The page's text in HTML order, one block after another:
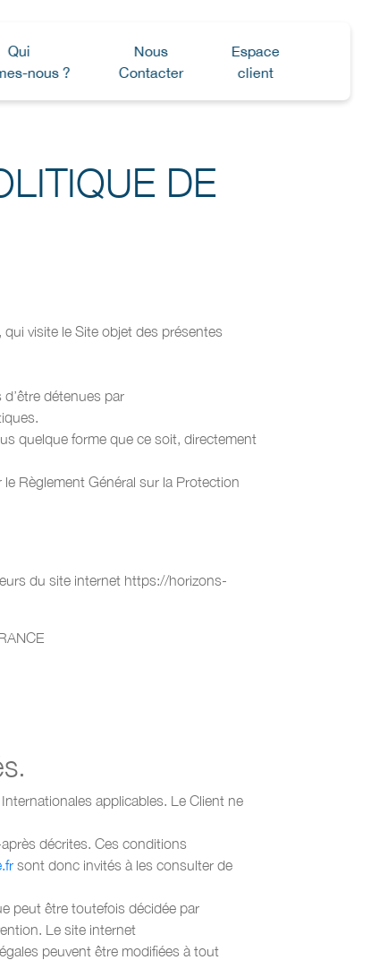
Qui
nous ?
Nous
Contacter
Espace
client
DE
visite le Site objet des présentes
détenues par
quelque forme que ce soit, directement
Règlement Général sur la Protection
du site internet https://horizons-
applicables. Le Client ne
décrites. Ces conditions
sont donc invités à les consulter de
peut être toutefois décidée par
Le site internet
peuvent être modifiées à tout